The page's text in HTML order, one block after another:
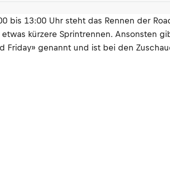
bis 13:00 Uhr steht das Rennen der
kürzere Sprintrennen. Ansonsten
Friday» genannt und ist bei den